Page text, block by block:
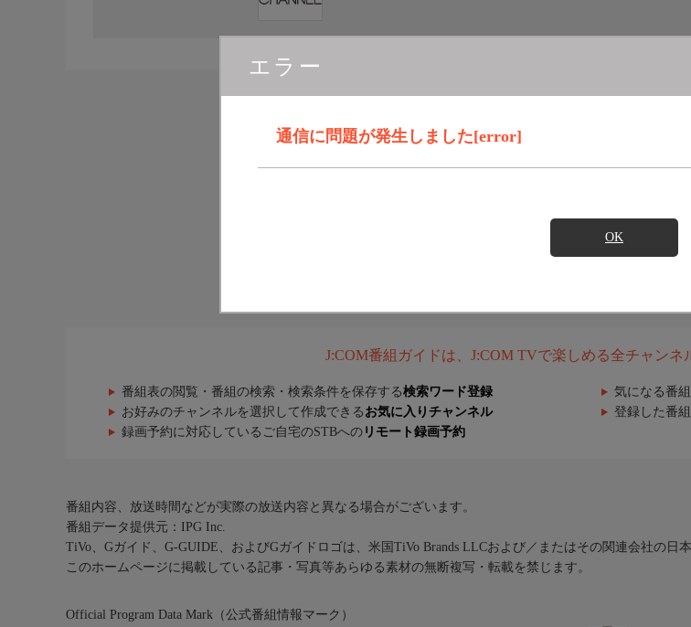
エラー
通信に問題が発生しました[error]
OK
J:COM番組ガイドは、J:COM TVで楽しめる全チャンネ
番組表の閲覧・番組の検索・検索条件を保存する検索ワード登録 気になる番
お好みのチャンネルを選択して作成できる お気に入りチャンネル 登録した番
録画予約に対応しているご自宅のSTBへの リモート録画予約
番組内容、放送時間などが実際の放送内容と異なる場合がございます。
番組データ提供元：IPG Inc.
TiVo、Gガイド、G-GUIDE、およびGガイドロゴは、米国TiVo Brands LLCおよび／またはその関連会社の日
このホームページに掲載している記事・写真等あらゆる素材の無断複写・転載を禁じます。
Official Program Data Mark（公式番組情報マーク）